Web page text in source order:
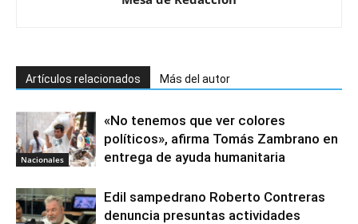
Artículos relacionados Más del autor
Nacionales
«No tenemos que ver colores
políticos», afirma Tomás Zambrano en
entrega de ayuda humanitaria
Edil sampedrano Roberto Contreras
denuncia presuntas actividades